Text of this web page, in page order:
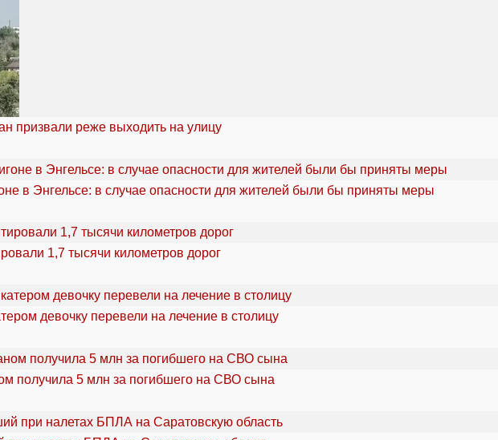
призвали реже выходить на улицу
в Энгельсе: в случае опасности для жителей были бы приняты меры
1,7 тысячи километров дорог
девочку перевели на лечение в столицу
получила 5 млн за погибшего на СВО сына